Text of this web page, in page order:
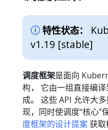
特性状态：
v1.19 [stable]
调度框架是面向
构， 它由一组直接编译
成。 这些 API 允许大
现，同时使调度“核心”
度框架的设计提案获取